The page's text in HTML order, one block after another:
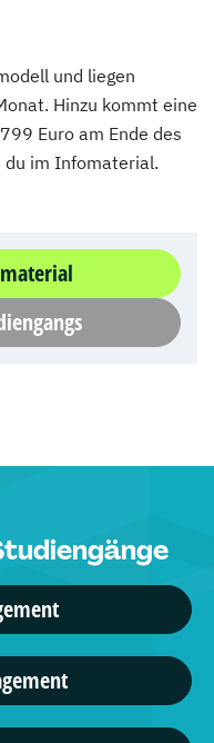
und liegen
Hinzu kommt eine
Euro am Ende des
du im Infomaterial.